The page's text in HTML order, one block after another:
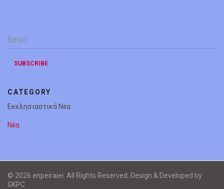
Email
*
SUBSCRIBE
CATEGORY
Εκκλησιαστικά Νέα
Νέα
© 2026 enpeiraiei. All Rights Reserved. Design & Developed by
GKPC